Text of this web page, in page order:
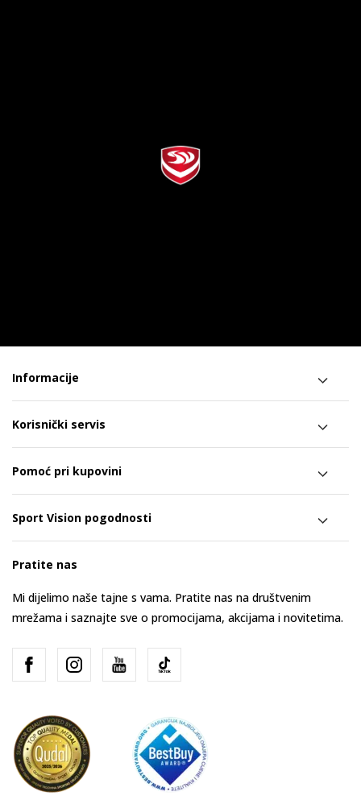
Informacije
Korisnički servis
Pomoć pri kupovini
Sport Vision pogodnosti
Pratite nas
Mi dijelimo naše tajne s vama. Pratite nas na društvenim
mrežama i saznajte sve o promocijama, akcijama i novitetima.